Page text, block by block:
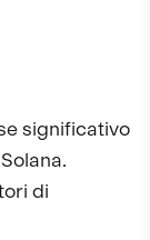
significativo
di